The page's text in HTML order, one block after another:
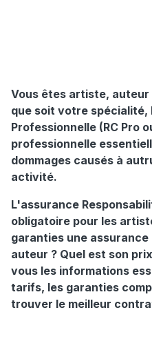
Vous êtes artiste,
que soit votre spécialité,
Professionnelle (RC Pro
professionnelle
dommages causés à
activité.
L'assurance
obligatoire pour les
garanties une
auteur ? Quel est son
vous les informations
tarifs, les garanties
trouver le meilleur